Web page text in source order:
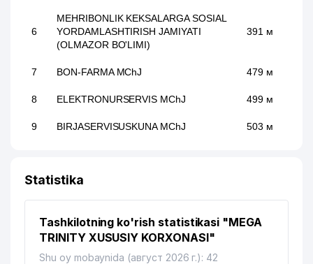
6
MEHRIBONLIK KEKSALARGA SOSIAL
YORDAMLASHTIRISH JAMIYATI
(OLMAZOR BO'LIMI)
391 м
7 BON-FARMA MChJ 479 м
8 ELEKTRONURSERVIS MChJ 499 м
9 BIRJASERVISUSKUNA MChJ 503 м
11 BIRJASERVISBUTLASH MChJ
13
UNIVERSAL SIFAT SAVDO BIZNES
Statistika
Tashkilotning ko'rish statistikasi "MEGA
TRINITY XUSUSIY KORXONASI"
Shu oy mobaynida (август 2026 г.): 42